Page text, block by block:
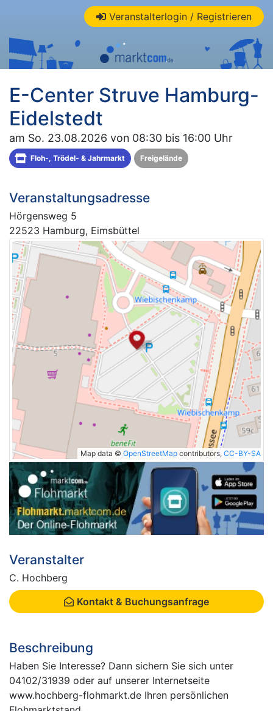
Veranstalterlogin / Registrieren
E-Center Struve Hamburg-
Eidelstedt
am So. 23.08.2026 von 08:30 bis 16:00 Uhr
Floh-, Trödel- & Jahrmarkt Freigelände
Veranstaltungsadresse
Hörgensweg 5
22523 Hamburg, Eimsbüttel
Map data © OpenStreetMap contributors, CC-BY-SA
Veranstalter
C. Hochberg
Kontakt & Buchungsanfrage
Beschreibung
Haben Sie Interesse? Dann sichern Sie sich unter
04102/31939 oder auf unserer Internetseite
www.hochberg-flohmarkt.de Ihren persönlichen